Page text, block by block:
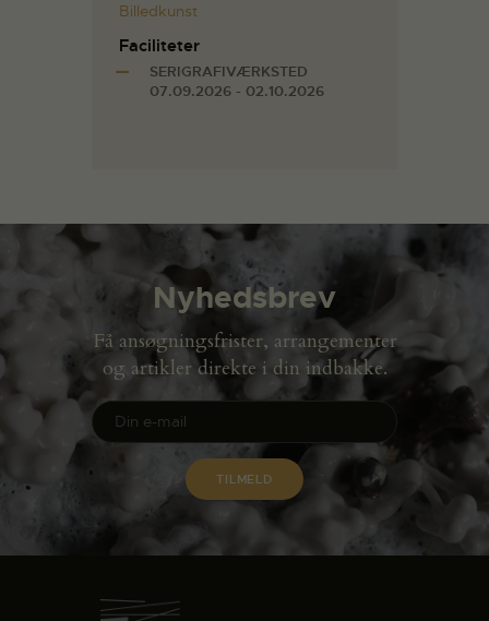
Billedkunst
Faciliteter
SERIGRAFIVÆRKSTED
07.09.2026 - 02.10.2026
Nyhedsbrev
Få ansøgningsfrister, arrangementer
og artikler direkte i din indbakke.